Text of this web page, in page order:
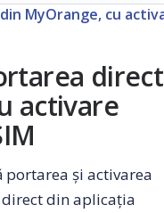
direct
activare
portarea și activarea
din aplicația